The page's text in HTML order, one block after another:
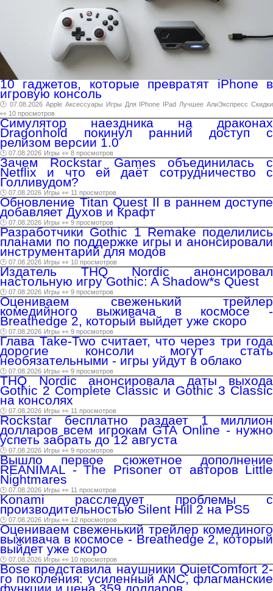
10 гаджетов, которые превратят iPhone в
игровую консоль
🕑 07.08.2026 Apple Аксессуары Игры Для IPhone IPad Лучшее АлиЭкспресс Скидки
👀 10 просмотров
Симулятор наездника на драконах
Dragonhold покинул ранний доступ с
релизом версии 1.0
🕑 07.08.2026 Игры 👀 8 просмотров
Зачем Rockstar Games объединилась с
Netflix и что ей даёт сотрудничество с
Голливудом?
🕑 07.08.2026 Игры 👀 11 просмотров
Обновление Titan Quest II в раннем доступе
добавляет Духов и Крафт
🕑 07.08.2026 Игры 👀 9 просмотров
Разработчики Gothic 1 Remake поделились
планами по поддержке игры и анонсировали
инструментарий для модов
🕑 07.08.2026 Игры 👀 10 просмотров
Издатель THQ Nordic анонсировал
настольную игру Gothic: A Shadow*s Quest
🕑 07.08.2026 Игры 👀 9 просмотров
Оцениваем свеженький трейлер
комедийного выживача в космосе -
Breathedge 2, который выйдет уже скоро
🕑 07.08.2026 Игры 👀 9 просмотров
Глава Take-Two считает, что через три года
дорогие консоли могут стать
необязательными - игры уйдут в облако
🕑 07.08.2026 Игры 👀 9 просмотров
THQ Nordic анонсировала даты выхода
Gothic 2 Complete Classic и Gothic 3 Classic
на консолях
🕑 07.08.2026 Игры 👀 11 просмотров
Rockstar бесплатно раздает 1 миллион
долларов всем игрокам GTA Online - нужно
успеть забрать до 12 августа
🕑 07.08.2026 Игры 👀 9 просмотров
Вышло первое сюжетное дополнение
REANIMAL - The Prisoner от авторов Little
Nightmares
🕑 07.08.2026 Игры 👀 11 просмотров
Konami расследует проблемы с
производительностью Silent Hill 2 на PS5
🕑 07.08.2026 Игры 👀 12 просмотров
Оцениваем свеженький трейлер комединого
выживача в космосе - Breathedge 2, который
выйдет уже скоро
🕑 07.08.2026 Игры 👀 10 просмотров
Bose представила наушники QuietComfort 2-
го поколения: усиленный ANC, флагманские